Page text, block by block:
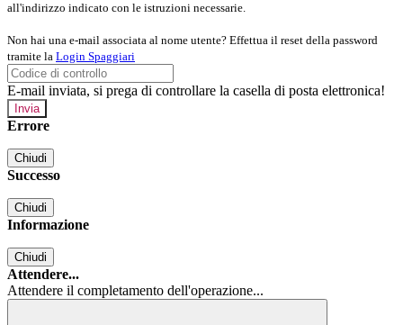
all'indirizzo indicato con le istruzioni necessarie.
Non hai una e-mail associata al nome utente? Effettua il reset della password
tramite la Login Spaggiari
E-mail inviata, si prega di controllare la casella di posta elettronica!
Errore
Chiudi
Successo
Chiudi
Informazione
Chiudi
Attendere...
Attendere il completamento dell'operazione...